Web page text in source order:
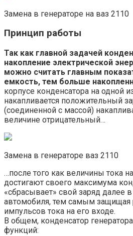
Замена в генераторе на ваз 2110
Принцип работы
Так как главной задачей
накопление электрической
можно считать главным
емкость, тем больше
корпусе конденсатора на одной
накапливается положительный
(соединенной с массой)
величине отрицательный…
Замена в генераторе ваз 2110
…после того как величины тока
достигают своего максимума
«сбрасывает» свой заряд далее
автомобиля, тем самым защищая
импульсов тока на его входе.
В общем, конденсатор
функций: